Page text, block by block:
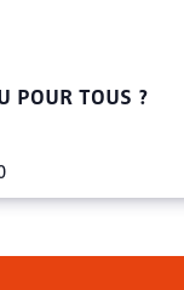
POUR TOUS ?